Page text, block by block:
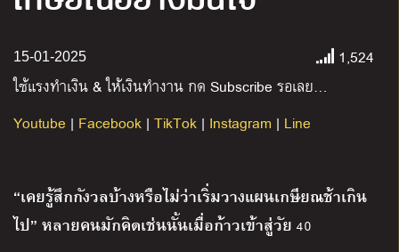
15-01-2025
1,524
ใช้แรงทำเงิน&ให้เงินทำงาน กด Subscribe รอเลย…
Youtube | Facebook | TikTok | Instagram | Line
“เคยรู้สึกกังวลบ้างหรือไม่ว่าเริ่มวางแผนเกษียณช้าเกิน
ไป” หลายคนมักคิดเช่นนั้นเมื่อก้าวเข้าสู่วัย 40